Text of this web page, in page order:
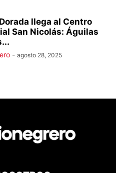
llega al Centro
San Nicolás: Águilas
- agosto 28, 2025